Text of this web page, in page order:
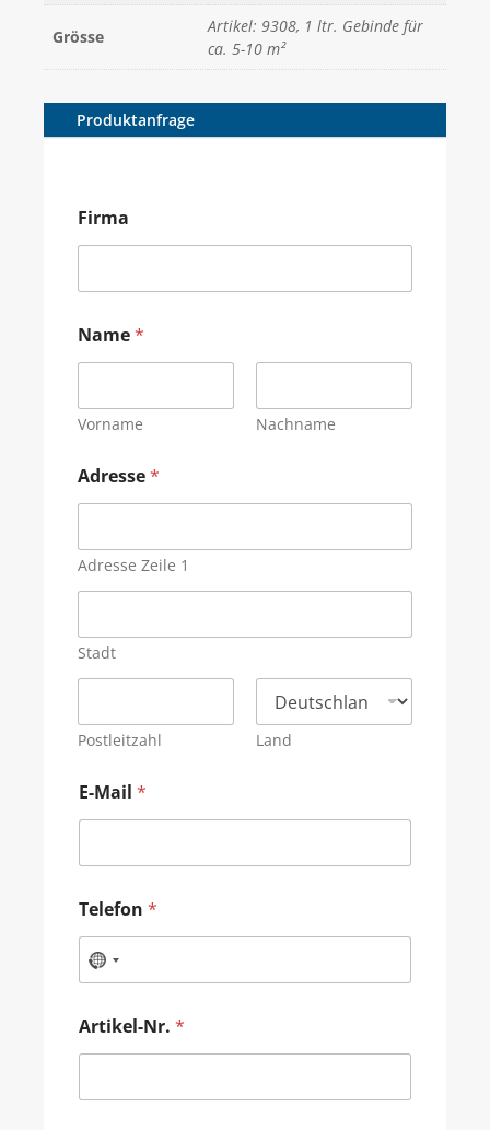
Grösse
Artikel: 9308, 1 ltr. Gebinde für
ca. 5-10 m²
Produktanfrage
Firma
Name*
Vorname Nachname
Adresse*
Adresse Zeile 1
Stadt
Postleitzahl Land
E-Mail *
Telefon *
Artikel-Nr. *